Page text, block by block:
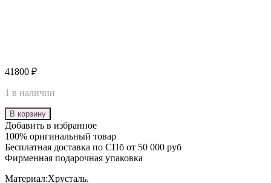
41800 ₽
1 в наличии
В корзину
Добавить в избранное
100% оригинальный товар
Бесплатная доставка по СПб от 50 000 руб
Фирменная подарочная упаковка
Материал:Хрусталь.